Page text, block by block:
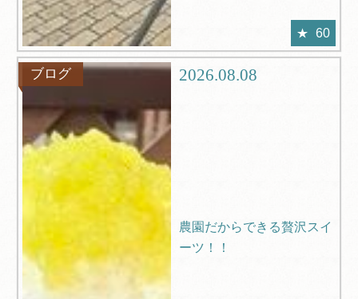
60
ブログ 2026.08.08
農園だからできる贅沢スイ
ーツ！！